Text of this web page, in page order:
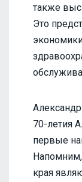
также
Это
70-летия
первые
Напомним,
края